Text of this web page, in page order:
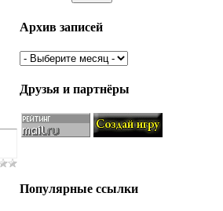
Архив записей
Друзья и партнёры
Популярные ссылки